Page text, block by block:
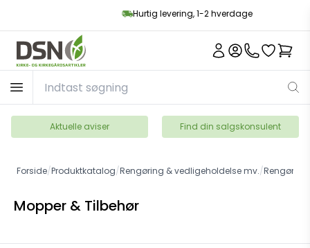
Hurtig levering, 1-2 hverdage
Aktuelle aviser Find din salgskonsulent
Forside/Produktkatalog/Rengøring & vedligeholdelse mv./
Mopper & Tilbehør